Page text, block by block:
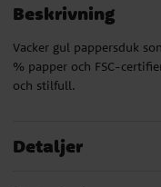
Beskrivning
Vacker gul pappersduk
% papper och FSC-
och stilfull.
Detaljer